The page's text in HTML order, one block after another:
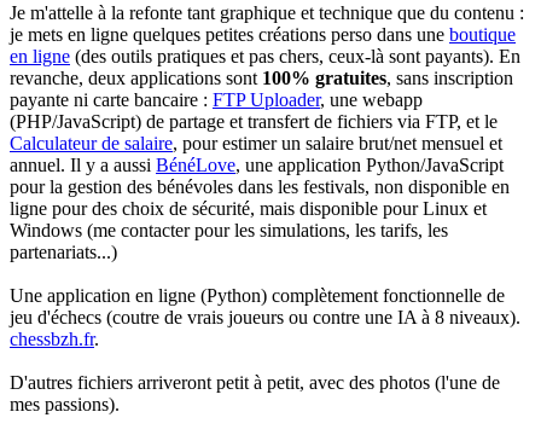
Je m'attelle à la refonte tant graphique et technique que du contenu :
je mets en ligne quelques petites créations perso dans une boutique
en ligne (des outils pratiques et pas chers, ceux-là sont payants). En
revanche, deux applications sont 100% gratuites, sans inscription
payante ni carte bancaire : FTP Uploader, une webapp
(PHP/JavaScript) de partage et transfert de fichiers via FTP, et le
Calculateur de salaire, pour estimer un salaire brut/net mensuel et
annuel. Il y a aussi BénéLove, une application Python/JavaScript
pour la gestion des bénévoles dans les festivals, non disponible en
ligne pour des choix de sécurité, mais disponible pour Linux et
Windows (me contacter pour les simulations, les tarifs, les
partenariats...)
Une application en ligne (Python) complètement fonctionnelle de
jeu d'échecs (coutre de vrais joueurs ou contre une IA à 8 niveaux).
chessbzh.fr.
D'autres fichiers arriveront petit à petit, avec des photos (l'une de
mes passions).